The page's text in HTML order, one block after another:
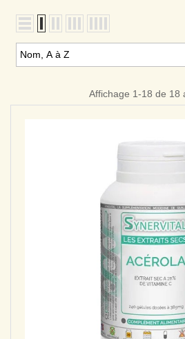
Nom, A à Z
Affichage 1-18 de 18